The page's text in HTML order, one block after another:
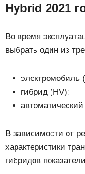
Hybrid 2021
Во время
выбрать один из
электромобиль
гибрид (HV);
В зависимости от
характеристики
гибридов